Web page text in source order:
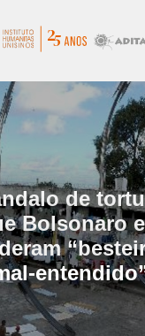
de
Bolsonaro